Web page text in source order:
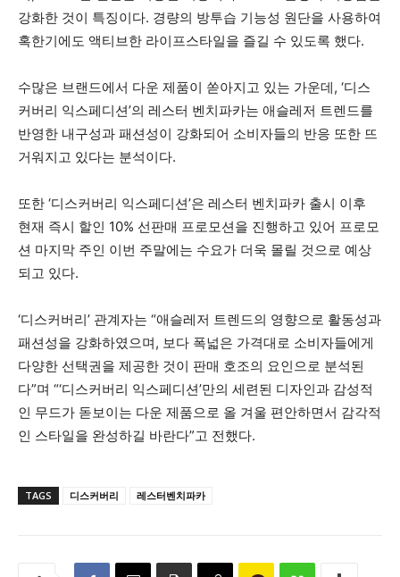
강화한 것이 특징이다. 경량의 방투습 기능성 원단을 사용하여
혹한기에도 액티브한 라이프스타일을 즐길 수 있도록 했다.
수많은 브랜드에서 다운 제품이 쏟아지고 있는 가운데, ‘디스
커버리 익스페디션’의 레스터 벤치파카는 애슬레저 트렌드를
반영한 내구성과 패션성이 강화되어 소비자들의 반응 또한 뜨
거워지고 있다는 분석이다.
또한 ‘디스커버리 익스페디션’은 레스터 벤치파카 출시 이후
현재 즉시 할인 10% 선판매 프로모션을 진행하고 있어 프로모
션 마지막 주인 이번 주말에는 수요가 더욱 몰릴 것으로 예상
되고 있다.
‘디스커버리’ 관계자는 “애슬레저 트렌드의 영향으로 활동성과
패션성을 강화하였으며, 보다 폭넓은 가격대로 소비자들에게
다양한 선택권을 제공한 것이 판매 호조의 요인으로 분석된
다”며 “‘디스커버리 익스페디션’만의 세련된 디자인과 감성적
인 무드가 돋보이는 다운 제품으로 올 겨울 편안하면서 감각적
인 스타일을 완성하길 바란다”고 전했다.
TAGS 디스커버리 레스터벤치파카